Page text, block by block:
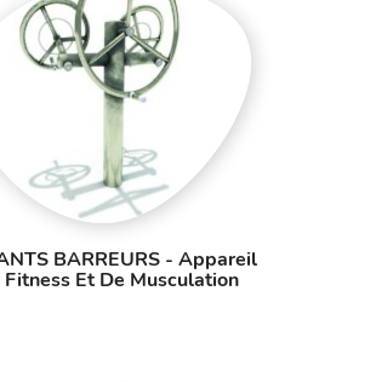
BARREURS - Appareil
Fitness Et De Musculation